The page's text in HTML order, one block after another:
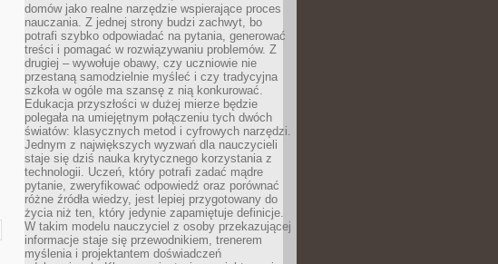
domów jako realne narzędzie wspierające proces
nauczania. Z jednej strony budzi zachwyt, bo
potrafi szybko odpowiadać na pytania, generować
treści i pomagać w rozwiązywaniu problemów. Z
drugiej – wywołuje obawy, czy uczniowie nie
przestaną samodzielnie myśleć i czy tradycyjna
szkoła w ogóle ma szansę z nią konkurować.
Edukacja przyszłości w dużej mierze będzie
polegała na umiejętnym połączeniu tych dwóch
światów: klasycznych metod i cyfrowych narzędzi.
Jednym z największych wyzwań dla nauczycieli
staje się dziś nauka krytycznego korzystania z
technologii. Uczeń, który potrafi zadać mądre
pytanie, zweryfikować odpowiedź oraz porównać
różne źródła wiedzy, jest lepiej przygotowany do
życia niż ten, który jedynie zapamiętuje definicje.
W takim modelu nauczyciel z osoby przekazującej
informacje staje się przewodnikiem, trenerem
myślenia i projektantem doświadczeń